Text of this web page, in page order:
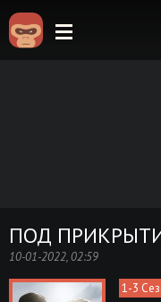
ПОД
10-01-2022, 02:59
1-3